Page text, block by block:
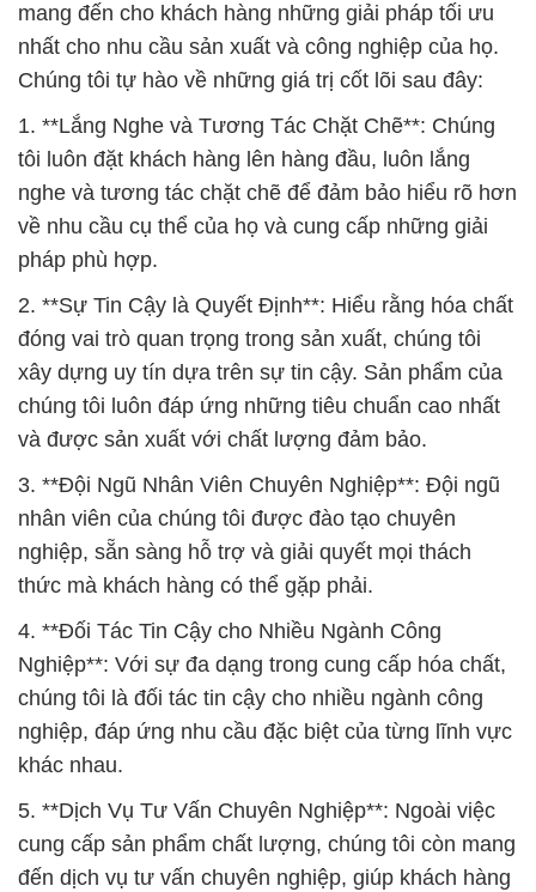
mang đến cho khách hàng những giải pháp tối ưu
nhất cho nhu cầu sản xuất và công nghiệp của họ.
Chúng tôi tự hào về những giá trị cốt lõi sau đây:
1. **Lắng Nghe và Tương Tác Chặt Chẽ**: Chúng
tôi luôn đặt khách hàng lên hàng đầu, luôn lắng
nghe và tương tác chặt chẽ để đảm bảo hiểu rõ hơn
về nhu cầu cụ thể của họ và cung cấp những giải
pháp phù hợp.
2. **Sự Tin Cậy là Quyết Định**: Hiểu rằng hóa chất
đóng vai trò quan trọng trong sản xuất, chúng tôi
xây dựng uy tín dựa trên sự tin cậy. Sản phẩm của
chúng tôi luôn đáp ứng những tiêu chuẩn cao nhất
và được sản xuất với chất lượng đảm bảo.
3. **Đội Ngũ Nhân Viên Chuyên Nghiệp**: Đội ngũ
nhân viên của chúng tôi được đào tạo chuyên
nghiệp, sẵn sàng hỗ trợ và giải quyết mọi thách
thức mà khách hàng có thể gặp phải.
4. **Đối Tác Tin Cậy cho Nhiều Ngành Công
Nghiệp**: Với sự đa dạng trong cung cấp hóa chất,
chúng tôi là đối tác tin cậy cho nhiều ngành công
nghiệp, đáp ứng nhu cầu đặc biệt của từng lĩnh vực
khác nhau.
5. **Dịch Vụ Tư Vấn Chuyên Nghiệp**: Ngoài việc
cung cấp sản phẩm chất lượng, chúng tôi còn mang
đến dịch vụ tư vấn chuyên nghiệp, giúp khách hàng